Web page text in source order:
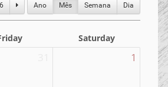
Ano Mês Semana Dia
Saturday
1